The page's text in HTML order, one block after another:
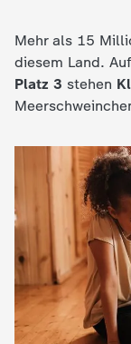
d
e
K
n
d
Mehr als 15
diesem Land. Auf
Platz 3 stehen